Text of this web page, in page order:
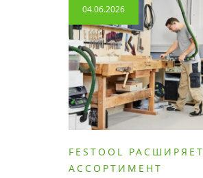
04.06.2026
FESTOOL РАСШИРЯЕТ
АССОРТИМЕНТ